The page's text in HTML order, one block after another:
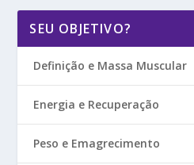
SEU OBJETIVO?
Definição e Massa Muscular
Energia e Recuperação
Peso e Emagrecimento